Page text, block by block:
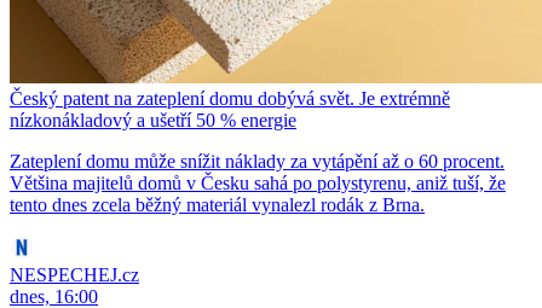
Český patent na zateplení domu dobývá svět. Je extrémně
nízkonákladový a ušetří 50 % energie
Zateplení domu může snížit náklady za vytápění až o 60 procent.
Většina majitelů domů v Česku sahá po polystyrenu, aniž tuší, že
tento dnes zcela běžný materiál vynalezl rodák z Brna.
NESPECHEJ.cz
dnes, 16:00